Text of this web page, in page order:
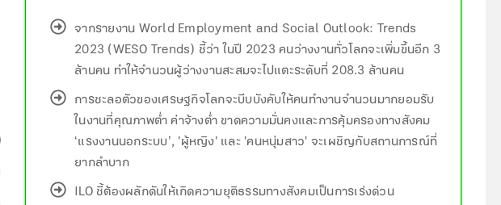
จากรายงาน World Employment and Social Outlook: Trends
2023 (WESO Trends) ชี้ว่า ในปี 2023 คนว่างงานทั่วโลกจะเพิ่มขึ้นอีก 3
ล้านคน ทำให้จำนวนผู้ว่างงานสะสมจะไปแตะระดับที่ 208.3 ล้านคน
การชะลอตัวของเศรษฐกิจโลกจะบีบบังคับให้คนทำงานจำนวนมากยอมรับ
ในงานที่คุณภาพต่ำ ค่าจ้างต่ำ ขาดความมั่นคงและการคุ้มครองทางสังคม
‘แรงงานนอกระบบ’, 'ผู้หญิง' และ 'คนหนุ่มสาว' จะเผชิญกับสถานการณ์ที่
ยากลำบาก
ILO ชี้ต้องผลักดันให้เกิดความยุติธรรมทางสังคมเป็นการเร่งด่วน